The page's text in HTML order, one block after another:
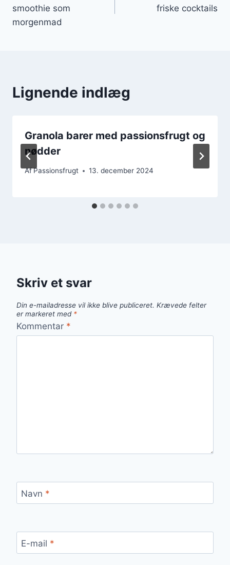
smoothie som
morgenmad
friske cocktails
Lignende indlæg
Granola barer med passionsfrugt og
nødder
AfPassionsfrugt 13. december 2024
Skriv et svar
Din e-mailadresse vil ikke blive publiceret. Krævede felter
er markeret med *
Kommentar *
Navn *
E-mail *